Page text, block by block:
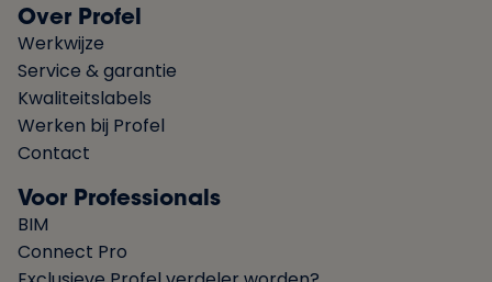
Over Profel
Werkwijze
Service & garantie
Kwaliteitslabels
Werken bij Profel
Contact
Voor Professionals
BIM
Connect Pro